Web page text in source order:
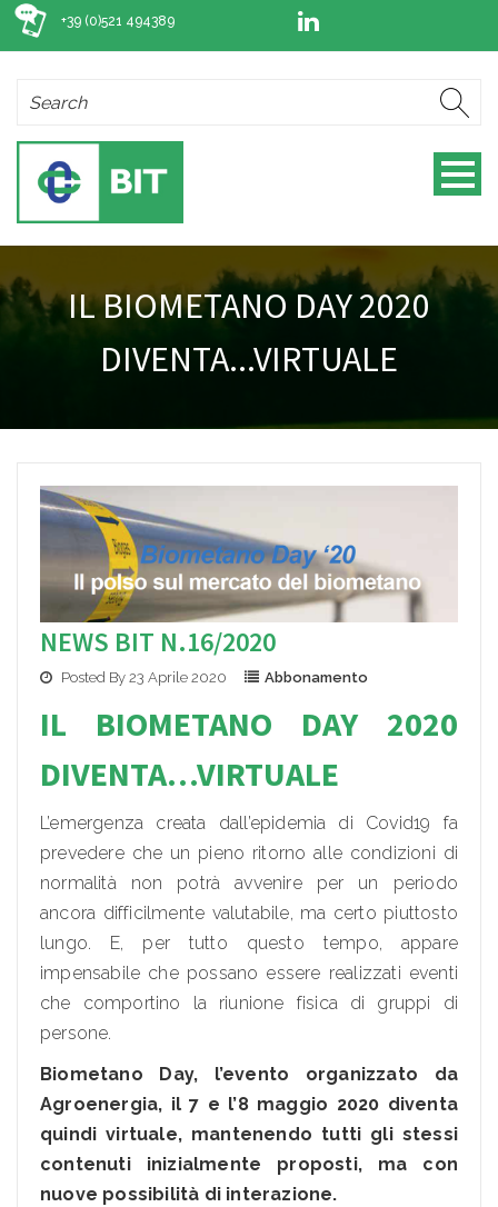
+39 (0)521 494389
IL BIOMETANO DAY 2020
DIVENTA...VIRTUALE
NEWS BIT N.16/2020
Posted By 23 Aprile 2020 Abbonamento
IL BIOMETANO DAY 2020
DIVENTA…VIRTUALE
L’emergenza creata dall’epidemia di Covid19 fa
prevedere che un pieno ritorno alle condizioni di
normalità non potrà avvenire per un periodo
ancora difficilmente valutabile, ma certo piuttosto
lungo. E, per tutto questo tempo, appare
impensabile che possano essere realizzati eventi
che comportino la riunione fisica di gruppi di
persone.
Biometano Day, l’evento organizzato da
Agroenergia, il 7 e l’8 maggio 2020 diventa
quindi virtuale, mantenendo tutti gli stessi
contenuti inizialmente proposti, ma con
nuove possibilità di interazione.